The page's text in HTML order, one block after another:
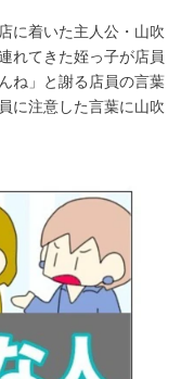
に着いた主人公・山吹
れてきた姪っ子が店員
ね」と謝る店員の言葉
に注意した言葉に山吹